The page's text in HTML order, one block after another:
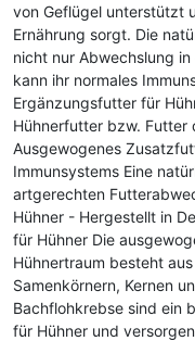
von Geflügel unterstützt
Ernährung sorgt. Die
nicht nur Abwechslung
kann ihr normales
Ergänzungsfutter für
Hühnerfutter bzw. Futter
Ausgewogenes
Immunsystems Eine
artgerechten
Hühner - Hergestellt in
für Hühner Die
Hühnertraum besteht
Samenkörnern, Kernen
Bachflohkrebse sind ein
für Hühner und